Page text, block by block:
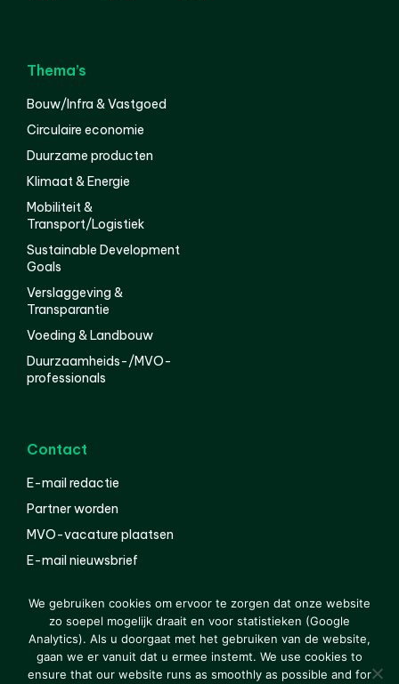
Thema’s
Bouw/Infra & Vastgoed
Circulaire economie
Duurzame producten
Klimaat & Energie
Mobiliteit &
Transport/Logistiek
Sustainable Development
Goals
Verslaggeving &
Transparantie
Voeding & Landbouw
Duurzaamheids-/MVO-
professionals
Contact
E-mail redactie
Partner worden
MVO-vacature plaatsen
E-mail nieuwsbrief
© 2000-2026 Van der Molen EIS Colofon
Disclaimer
Privacy
We gebruiken cookies om ervoor te zorgen dat onze website
zo soepel mogelijk draait en voor statistieken (Google
Analytics). Als u doorgaat met het gebruiken van de website,
gaan we er vanuit dat u ermee instemt. We use cookies to
ensure that our website runs as smoothly as possible and for